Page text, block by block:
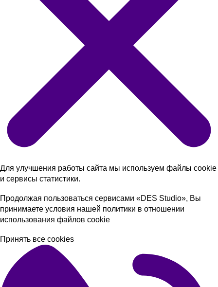
Для улучшения работы сайта мы используем файлы cookie
и сервисы статистики.
Продолжая пользоваться сервисами «DES Studio», Вы
принимаете условия нашей политики в отношении
использования файлов cookie
Принять все cookies